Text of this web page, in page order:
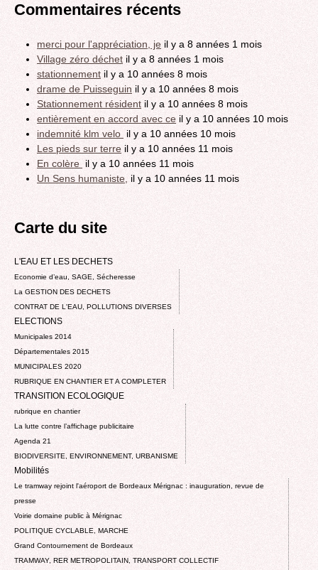
Commentaires récents
merci pour l'appréciation, je il y a 8 années 1 mois
Village zéro déchet il y a 8 années 1 mois
stationnement il y a 10 années 8 mois
drame de Puisseguin il y a 10 années 8 mois
Stationnement résident il y a 10 années 8 mois
entièrement en accord avec ce il y a 10 années 10 mois
indemnité klm velo il y a 10 années 10 mois
Les pieds sur terre il y a 10 années 11 mois
En colère il y a 10 années 11 mois
Un Sens humaniste, il y a 10 années 11 mois
Carte du site
L'EAU ET LES DECHETS
Economie d’eau, SAGE, Sécheresse
La GESTION DES DECHETS
CONTRAT DE L'EAU, POLLUTIONS DIVERSES
ELECTIONS
Municipales 2014
Départementales 2015
MUNICIPALES 2020
RUBRIQUE EN CHANTIER ET A COMPLETER
TRANSITION ECOLOGIQUE
rubrique en chantier
La lutte contre l’affichage publicitaire
Agenda 21
BIODIVERSITE, ENVIRONNEMENT, URBANISME
Mobilités
Le tramway rejoint l'aéroport de Bordeaux Mérignac : inauguration, revue de
presse
Voirie domaine public à Mérignac
POLITIQUE CYCLABLE, MARCHE
Grand Contournement de Bordeaux
TRAMWAY, RER METROPOLITAIN, TRANSPORT COLLECTIF